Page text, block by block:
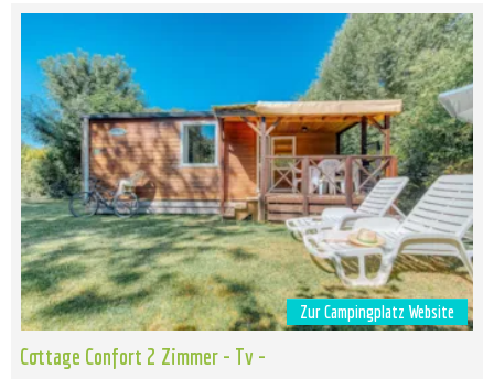
Zur Campingplatz Website
Cottage Confort 2 Zimmer - Tv -